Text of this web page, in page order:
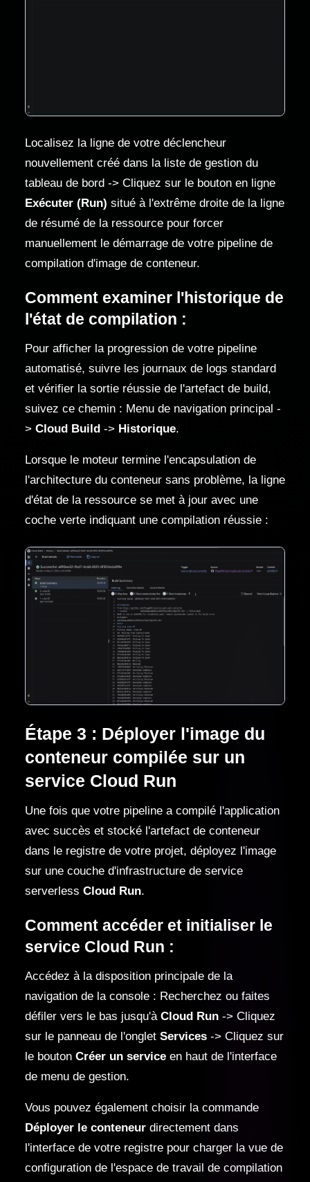
Localisez la ligne de votre déclencheur
nouvellement créé dans la liste de gestion du
tableau de bord -> Cliquez sur le bouton en ligne
Exécuter (Run) situé à l'extrême droite de la ligne
de résumé de la ressource pour forcer
manuellement le démarrage de votre pipeline de
compilation d'image de conteneur.
Comment examiner l'historique de
l'état de compilation :
Pour afficher la progression de votre pipeline
automatisé, suivre les journaux de logs standard
et vérifier la sortie réussie de l'artefact de build,
suivez ce chemin : Menu de navigation principal -
> Cloud Build -> Historique.
Lorsque le moteur termine l'encapsulation de
l'architecture du conteneur sans problème, la ligne
d'état de la ressource se met à jour avec une
coche verte indiquant une compilation réussie :
Étape 3 : Déployer l'image du
conteneur compilée sur un
service Cloud Run
Une fois que votre pipeline a compilé l'application
avec succès et stocké l'artefact de conteneur
dans le registre de votre projet, déployez l'image
sur une couche d'infrastructure de service
serverless Cloud Run.
Comment accéder et initialiser le
service Cloud Run :
Accédez à la disposition principale de la
navigation de la console : Recherchez ou faites
défiler vers le bas jusqu'à Cloud Run -> Cliquez
sur le panneau de l'onglet Services -> Cliquez sur
le bouton Créer un service en haut de l'interface
de menu de gestion.
Vous pouvez également choisir la commande
Déployer le conteneur directement dans
l'interface de votre registre pour charger la vue de
configuration de l'espace de travail de compilation